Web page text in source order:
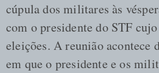
cúpula dos militares às
com o presidente do STF
eleições. A reunião acontece
em que o presidente e os